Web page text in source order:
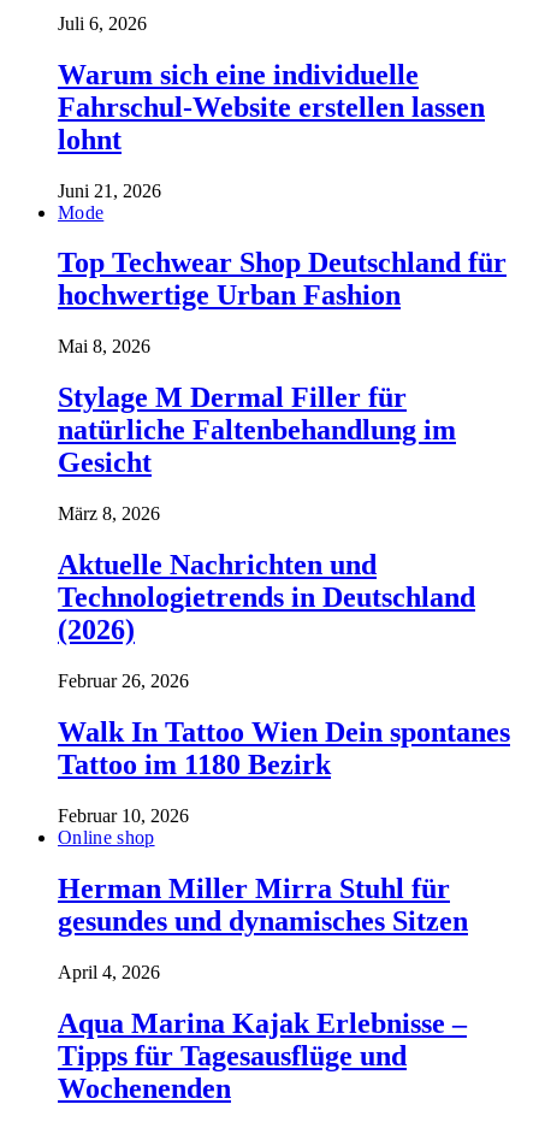
Juli 6, 2026
Warum sich eine individuelle
Fahrschul-Website erstellen lassen
lohnt
Juni 21, 2026
Mode
Top Techwear Shop Deutschland für
hochwertige Urban Fashion
Mai 8, 2026
Stylage M Dermal Filler für
natürliche Faltenbehandlung im
Gesicht
März 8, 2026
Aktuelle Nachrichten und
Technologietrends in Deutschland
(2026)
Februar 26, 2026
Walk In Tattoo Wien Dein spontanes
Tattoo im 1180 Bezirk
Februar 10, 2026
Online shop
Herman Miller Mirra Stuhl für
gesundes und dynamisches Sitzen
April 4, 2026
Aqua Marina Kajak Erlebnisse –
Tipps für Tagesausflüge und
Wochenenden